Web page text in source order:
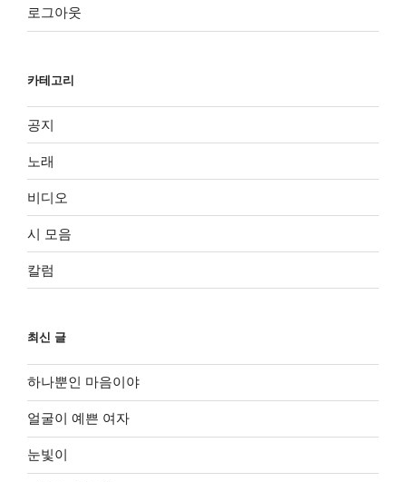
로그아웃
카테고리
공지
노래
비디오
시 모음
칼럼
최신 글
하나뿐인 마음이야
얼굴이 예쁜 여자
눈빛이